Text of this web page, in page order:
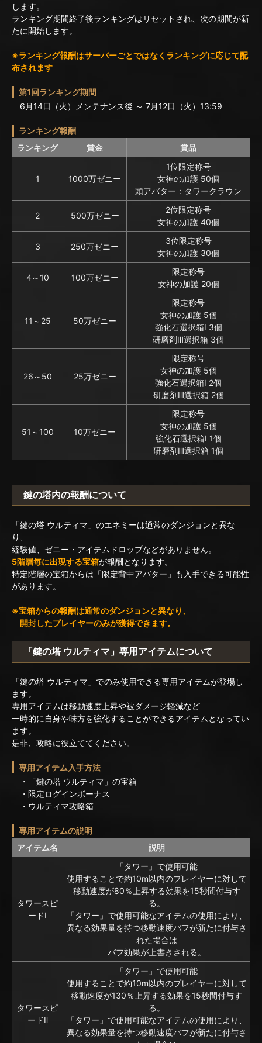
します。
ランキング期間終了後ランキングはリセットされ、次の期間が新
たに開始します。
※ランキング報酬はサーバーごとではなくランキングに応じて配
布されます
第1回ランキング期間
6月14日（火）メンテナンス後 ～ 7月12日（火）13:59
ランキング報酬
ランキング
賞金 賞品
1 1000万ゼニー
1位限定称号
女神の加護 50個
頭アバター：タワークラウン
2 500万ゼニー
2位限定称号
女神の加護 40個
3 250万ゼニー
3位限定称号
女神の加護 30個
4～10 100万ゼニー
限定称号
女神の加護 20個
11～25 50万ゼニー
限定称号
女神の加護 5個
強化石選択箱Ⅰ 3個
研磨剤Ⅲ選択箱 3個
26～50 25万ゼニー
限定称号
女神の加護 5個
強化石選択箱Ⅰ 2個
研磨剤Ⅲ選択箱 2個
51～100 10万ゼニー
限定称号
女神の加護 5個
強化石選択箱Ⅰ 1個
研磨剤Ⅲ選択箱 1個
鍵の塔内の報酬について
「鍵の塔 ウルティマ」のエネミーは通常のダンジョンと異な
り、
経験値、ゼニー・アイテムドロップなどがありません。
5階層毎に出現する宝箱が報酬となります。
特定階層の宝箱からは「限定背中アバター」も入手できる可能性
があります。
※宝箱からの報酬は通常のダンジョンと異なり、
開封したプレイヤーのみが獲得できます。
「鍵の塔 ウルティマ」専用アイテムについて
「鍵の塔 ウルティマ」でのみ使用できる専用アイテムが登場し
ます。
専用アイテムは移動速度上昇や被ダメージ軽減など
一時的に自身や味方を強化することができるアイテムとなってい
ます。
是非、攻略に役立ててください。
専用アイテム入手方法
・「鍵の塔 ウルティマ」の宝箱
・限定ログインボーナス
・ウルティマ攻略箱
専用アイテムの説明
アイテム名
説明
タワースピ
ードⅠ
「タワー」で使用可能
使用することで約10m以内のプレイヤーに対して
移動速度が80％上昇する効果を15秒間付与す
る。
「タワー」で使用可能なアイテムの使用により、
異なる効果量を持つ移動速度バフが新たに付与さ
れた場合は
バフ効果が上書きされる。
タワースピ
ードⅡ
「タワー」で使用可能
使用することで約10m以内のプレイヤーに対して
移動速度が130％上昇する効果を15秒間付与す
る。
「タワー」で使用可能なアイテムの使用により、
異なる効果量を持つ移動速度バフが新たに付与さ